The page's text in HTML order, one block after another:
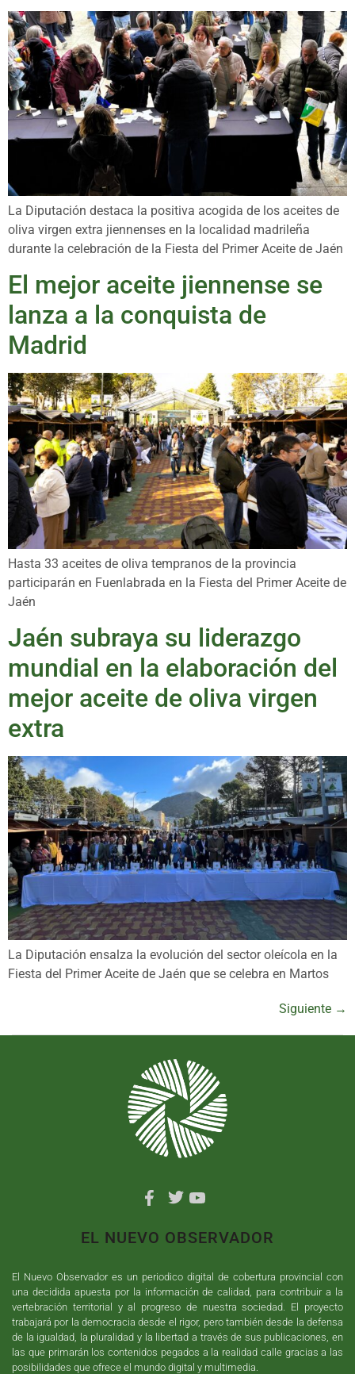
La Diputación destaca la positiva acogida de los aceites de
oliva virgen extra jiennenses en la localidad madrileña
durante la celebración de la Fiesta del Primer Aceite de Jaén
El mejor aceite jiennense se
lanza a la conquista de
Madrid
Hasta 33 aceites de oliva tempranos de la provincia
participarán en Fuenlabrada en la Fiesta del Primer Aceite de
Jaén
Jaén subraya su liderazgo
mundial en la elaboración del
mejor aceite de oliva virgen
extra
La Diputación ensalza la evolución del sector oleícola en la
Fiesta del Primer Aceite de Jaén que se celebra en Martos
Siguiente →
EL NUEVO OBSERVADOR
El Nuevo Observador es un periodico digital de cobertura provincial con
una decidida apuesta por la información de calidad, para contribuir a la
vertebración territorial y al progreso de nuestra sociedad. El proyecto
trabajará por la democracia desde el rigor, pero también desde la defensa
de la igualdad, la pluralidad y la libertad a través de sus publicaciones, en
las que primarán los contenidos pegados a la realidad calle gracias a las
posibilidades que ofrece el mundo digital y multimedia.